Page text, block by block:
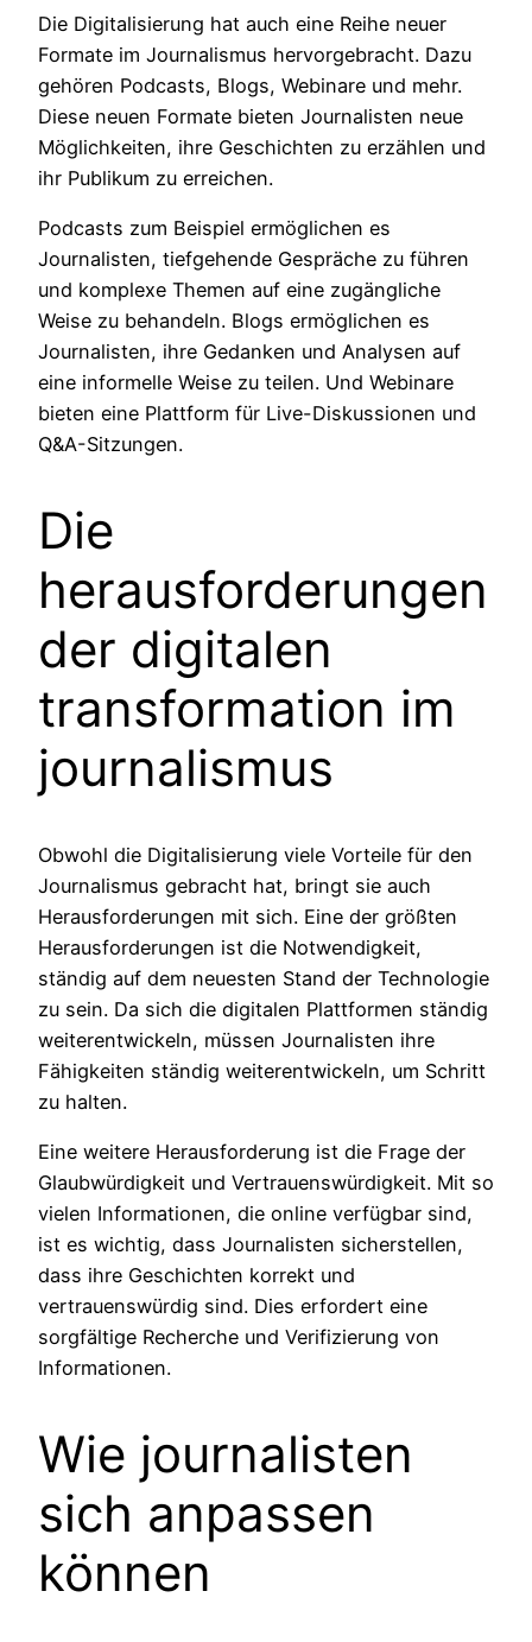
Die Digitalisierung hat auch eine Reihe neuer
Formate im Journalismus hervorgebracht. Dazu
gehören Podcasts, Blogs, Webinare und mehr.
Diese neuen Formate bieten Journalisten neue
Möglichkeiten, ihre Geschichten zu erzählen und
ihr Publikum zu erreichen.
Podcasts zum Beispiel ermöglichen es
Journalisten, tiefgehende Gespräche zu führen
und komplexe Themen auf eine zugängliche
Weise zu behandeln. Blogs ermöglichen es
Journalisten, ihre Gedanken und Analysen auf
eine informelle Weise zu teilen. Und Webinare
bieten eine Plattform für Live-Diskussionen und
Q&A-Sitzungen.
Die
herausforderungen
der digitalen
transformation im
journalismus
Obwohl die Digitalisierung viele Vorteile für den
Journalismus gebracht hat, bringt sie auch
Herausforderungen mit sich. Eine der größten
Herausforderungen ist die Notwendigkeit,
ständig auf dem neuesten Stand der Technologie
zu sein. Da sich die digitalen Plattformen ständig
weiterentwickeln, müssen Journalisten ihre
Fähigkeiten ständig weiterentwickeln, um Schritt
zu halten.
Eine weitere Herausforderung ist die Frage der
Glaubwürdigkeit und Vertrauenswürdigkeit. Mit so
vielen Informationen, die online verfügbar sind,
ist es wichtig, dass Journalisten sicherstellen,
dass ihre Geschichten korrekt und
vertrauenswürdig sind. Dies erfordert eine
sorgfältige Recherche und Verifizierung von
Informationen.
Wie journalisten
sich anpassen
können